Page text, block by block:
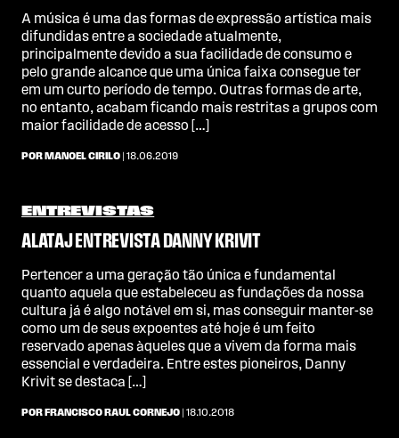
A música é uma das formas de expressão artística mais
difundidas entre a sociedade atualmente,
principalmente devido a sua facilidade de consumo e
pelo grande alcance que uma única faixa consegue ter
em um curto período de tempo. Outras formas de arte,
no entanto, acabam ficando mais restritas a grupos com
maior facilidade de acesso […]
POR MANOEL CIRILO | 18.06.2019
ENTREVISTAS
ALATAJ ENTREVISTA DANNY KRIVIT
Pertencer a uma geração tão única e fundamental
quanto aquela que estabeleceu as fundações da nossa
cultura já é algo notável em si, mas conseguir manter-se
como um de seus expoentes até hoje é um feito
reservado apenas àqueles que a vivem da forma mais
essencial e verdadeira. Entre estes pioneiros, Danny
Krivit se destaca […]
POR FRANCISCO RAUL CORNEJO | 18.10.2018